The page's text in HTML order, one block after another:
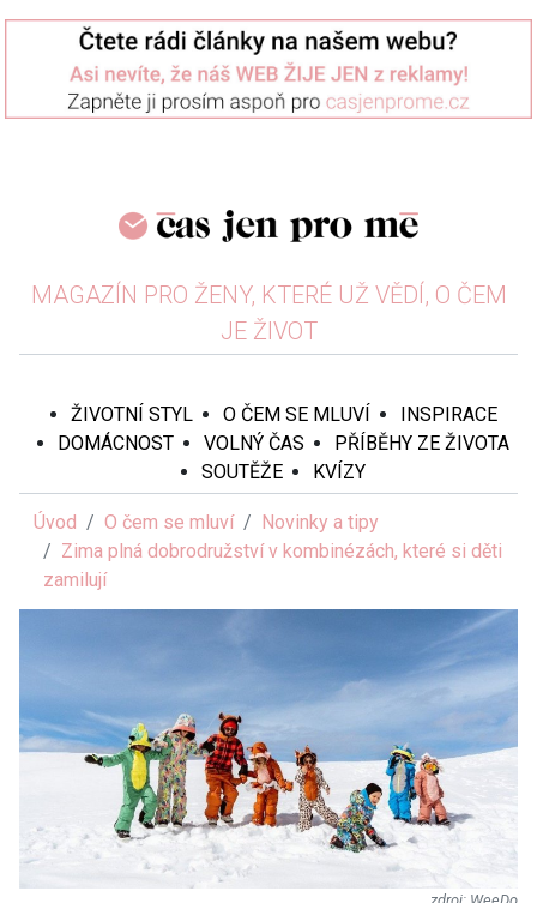
MAGAZÍN PRO ŽENY, KTERÉ UŽ VĚDÍ, O ČEM
JE ŽIVOT
ŽIVOTNÍ STYL O ČEM SE MLUVÍ
INSPIRACE
DOMÁCNOST
VOLNÝ ČAS
PŘÍBĚHY ZE ŽIVOTA
SOUTĚŽE
KVÍZY
Úvod O čem se mluví
Novinky a tipy
Zima plná dobrodružství v kombinézách, které si děti
zamilují